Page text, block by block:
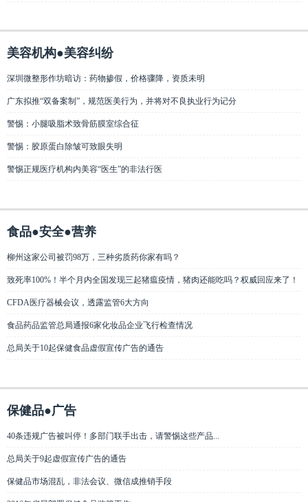
美容机构●美容纠纷
深圳微整形作坊暗访：药物掺假，价格骤降，资质未明
广东拟推“双备案制”，规范医美行为，并将对不良执业行为记分
警惕：小腿吸脂术致骨筋膜室综合征
警惕：胶原蛋白除皱可致眼失明
警惕正规医疗机构内美容“医生”的非法行医
食品●安全●营养
柳州这家公司被罚98万，三种劣质药你家有吗？
致死率100%！半个月内全国发现三起猪瘟疫情，猪肉还能吃吗？权威回应来了！
CFDA医疗器械会议，透露监管6大方向
食品药品监管总局通报6家化妆品企业飞行检查情况
总局关于10起保健食品虚假宣传广告的通告
保健品●广告
40条违规广告被叫停！多部门联手出击，请警惕这些产品...
总局关于9起虚假宣传广告的通告
保健品市场混乱，非法会议、微信成推销手段